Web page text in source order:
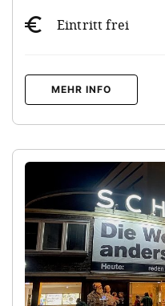
Eintritt frei
MEHR INFO